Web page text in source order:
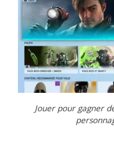
Jouer pour gagner